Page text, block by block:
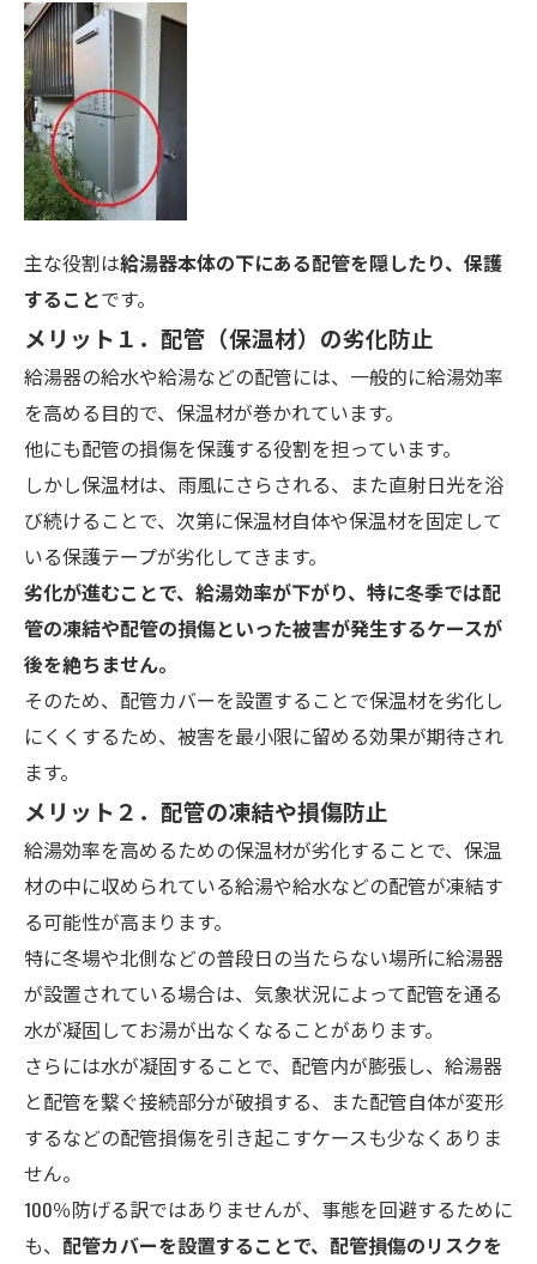
主な役割は給湯器本体の下にある配管を隠したり、保護
することです。
メリット１．配管（保温材）の劣化防止
給湯器の給水や給湯などの配管には、一般的に給湯効率
を高める目的で、保温材が巻かれています。
他にも配管の損傷を保護する役割を担っています。
しかし保温材は、雨風にさらされる、また直射日光を浴
び続けることで、次第に保温材自体や保温材を固定して
いる保護テープが劣化してきます。
劣化が進むことで、給湯効率が下がり、特に冬季では配
管の凍結や配管の損傷といった被害が発生するケースが
後を絶ちません。
そのため、配管カバーを設置することで保温材を劣化し
にくくするため、被害を最小限に留める効果が期待され
ます。
メリット２．配管の凍結や損傷防止
給湯効率を高めるための保温材が劣化することで、保温
材の中に収められている給湯や給水などの配管が凍結す
る可能性が高まります。
特に冬場や北側などの普段日の当たらない場所に給湯器
が設置されている場合は、気象状況によって配管を通る
水が凝固してお湯が出なくなることがあります。
さらには水が凝固することで、配管内が膨張し、給湯器
と配管を繋ぐ接続部分が破損する、また配管自体が変形
するなどの配管損傷を引き起こすケースも少なくありま
せん。
100％防げる訳ではありませんが、事態を回避するために
も、 配管カバーを設置することで、配管損傷のリスクを